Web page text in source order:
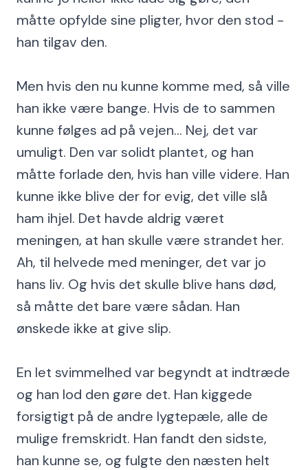
måtte opfylde sine pligter, hvor den stod -
han tilgav den.
Men hvis den nu kunne komme med, så ville
han ikke være bange. Hvis de to sammen
kunne følges ad på vejen... Nej, det var
umuligt. Den var solidt plantet, og han
måtte forlade den, hvis han ville videre. Han
kunne ikke blive der for evig, det ville slå
ham ihjel. Det havde aldrig været
meningen, at han skulle være strandet her.
Ah, til helvede med meninger, det var jo
hans liv. Og hvis det skulle blive hans død,
så måtte det bare være sådan. Han
ønskede ikke at give slip.
En let svimmelhed var begyndt at indtræde
og han lod den gøre det. Han kiggede
forsigtigt på de andre lygtepæle, alle de
mulige fremskridt. Han fandt den sidste,
han kunne se, og fulgte den næsten helt